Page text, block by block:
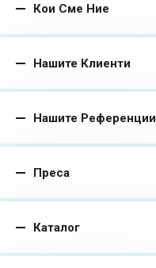
Кои Сме Ние
Нашите Клиенти
Нашите Референции
Преса
Каталог